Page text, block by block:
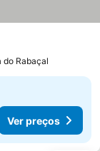
preços
do Rabaçal
Ver preços